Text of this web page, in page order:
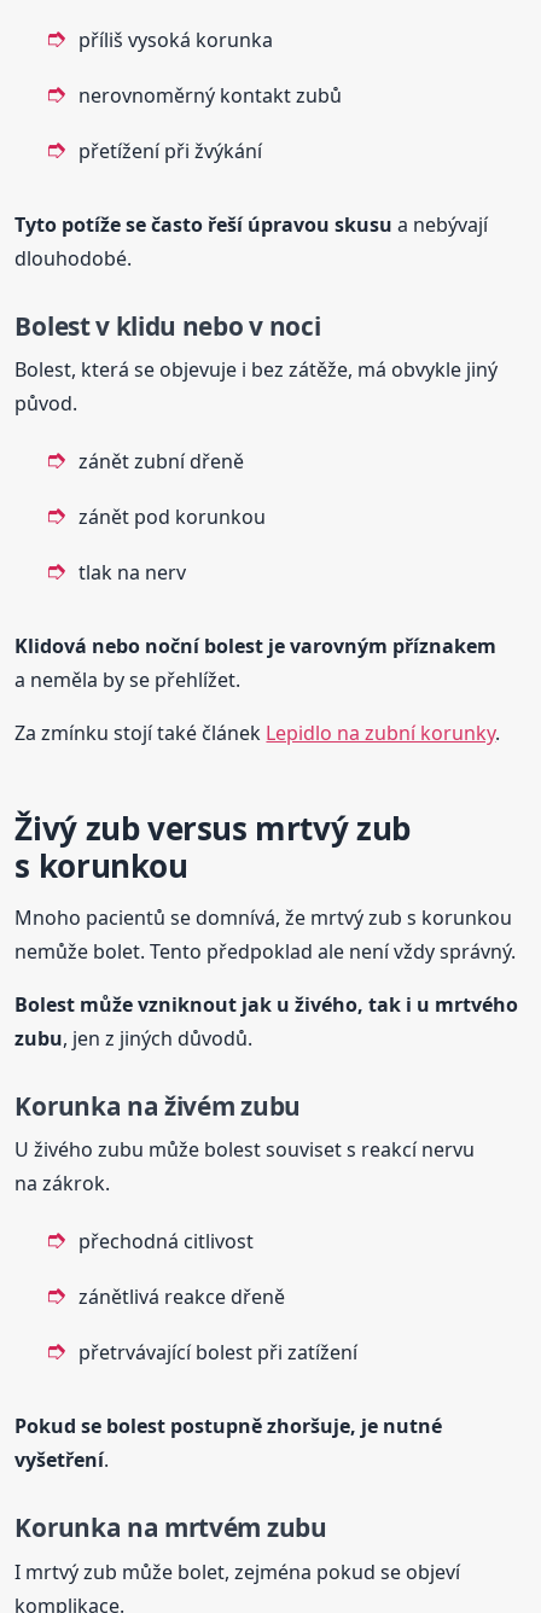
příliš vysoká korunka
nerovnoměrný kontakt zubů
přetížení při žvýkání
Tyto potíže se často řeší úpravou skusu a nebývají
dlouhodobé.
Bolest v klidu nebo v noci
Bolest, která se objevuje i bez zátěže, má obvykle jiný
původ.
zánět zubní dřeně
zánět pod korunkou
tlak na nerv
Klidová nebo noční bolest je varovným příznakem
a neměla by se přehlížet.
Za zmínku stojí také článek Lepidlo na zubní korunky.
Živý zub versus mrtvý zub
s korunkou
Mnoho pacientů se domnívá, že mrtvý zub s korunkou
nemůže bolet. Tento předpoklad ale není vždy správný.
Bolest může vzniknout jak u živého, tak i u mrtvého
zubu, jen z jiných důvodů.
Korunka na živém zubu
U živého zubu může bolest souviset s reakcí nervu
na zákrok.
přechodná citlivost
zánětlivá reakce dřeně
přetrvávající bolest při zatížení
Pokud se bolest postupně zhoršuje, je nutné
vyšetření.
Korunka na mrtvém zubu
I mrtvý zub může bolet, zejména pokud se objeví
komplikace.